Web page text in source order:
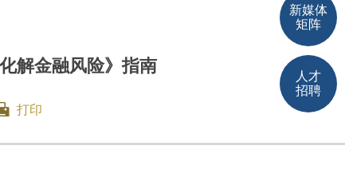
解金融风险》指南
打印
新媒体
矩阵
人才
招聘